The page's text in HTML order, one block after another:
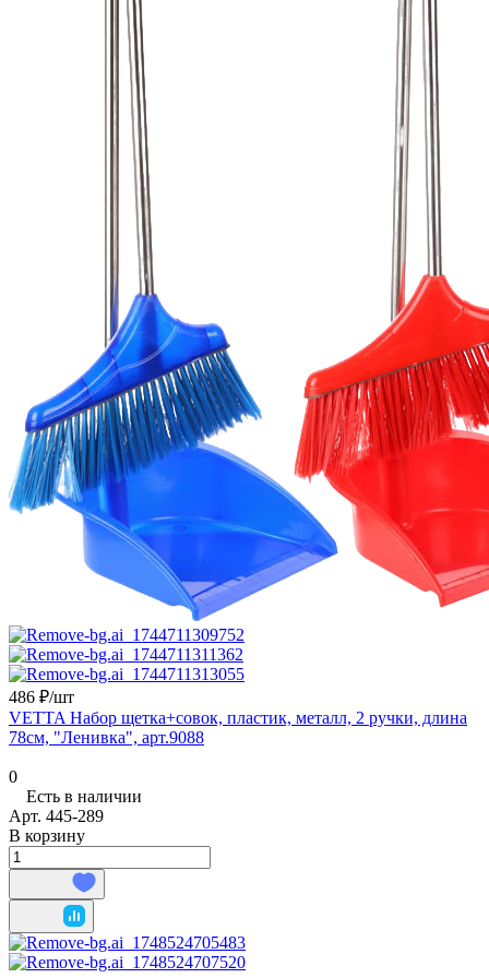
486 ₽/шт
VETTA Набор щетка+совок, пластик, металл, 2 ручки, длина
78см, "Ленивка", арт.9088
0
Есть в наличии
Арт. 445-289
В корзину